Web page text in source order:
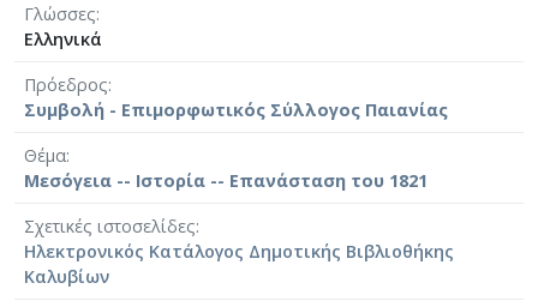
Γλώσσες
Ελληνικά
Πρόεδρος
Συμβολή - Επιμορφωτικός Σύλλογος Παιανίας
Θέμα
Μεσόγεια -- Ιστορία -- Επανάσταση του 1821
Σχετικές ιστοσελίδες
Ηλεκτρονικός Κατάλογος Δημοτικής Βιβλιοθήκης
Καλυβίων